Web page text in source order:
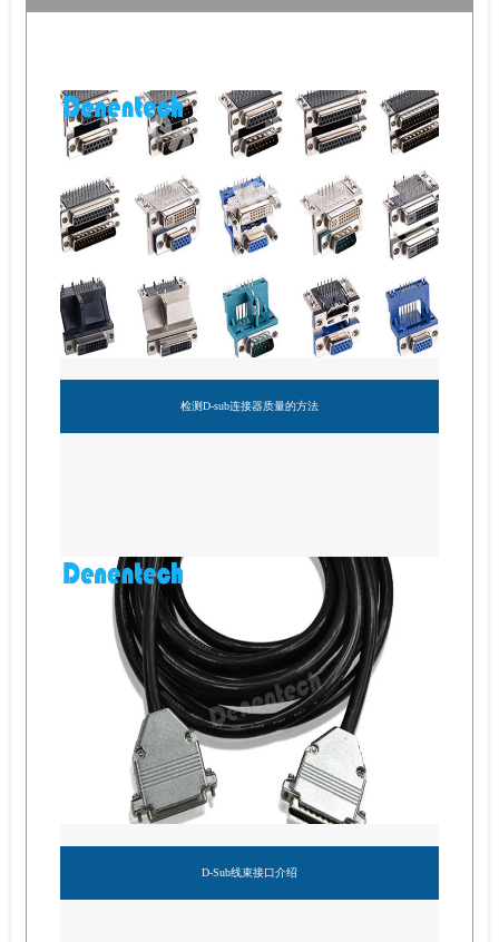
检测D-sub连接器质量的方法
D-Sub线束接口介绍